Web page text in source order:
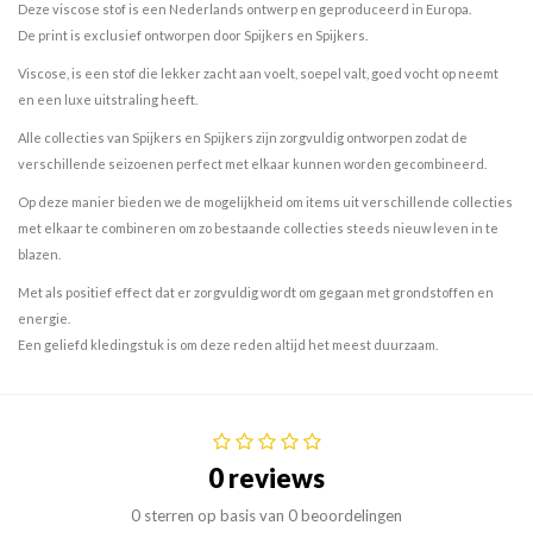
Deze viscose stof is een Nederlands ontwerp en geproduceerd in Europa.
De print is exclusief ontworpen door Spijkers en Spijkers.
Viscose, is een stof die lekker zacht aan voelt, soepel valt, goed vocht op neemt
en een luxe uitstraling heeft.
Alle collecties van Spijkers en Spijkers zijn zorgvuldig ontworpen zodat de
verschillende seizoenen perfect met elkaar kunnen worden gecombineerd.
Op deze manier bieden we de mogelijkheid om items uit verschillende collecties
met elkaar te combineren om zo bestaande collecties steeds nieuw leven in te
blazen.
Met als positief effect dat er zorgvuldig wordt om gegaan met grondstoffen en
energie.
Een geliefd kledingstuk is om deze reden altijd het meest duurzaam.
0 reviews
0 sterren op basis van 0 beoordelingen